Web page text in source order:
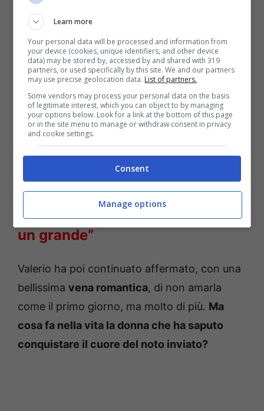
Da pochissimo, la coppia ha festeggiato
venticinque anni di matrimonio
questo tempo, sono più innamorati che mai.
Questi decenni sono volati“, ha detto
fascino che Matilde esercita su di me,mi
sembra di stare con lei solo da due o tre anni,
c’è passione mista a complicità“.
Leggi anche—->Valerio Staffelli
doloroso lutto: “Sei sempre stato
un grande”
Valerio ha poi continuato affermato, con una
bellissima vena romantica, di non amarla
come il primo giorno, ma molto di più. Ma
cosa fa nella vita la donna che ha saputo
conquistare il cuore del noto inviato?
Learn more
Your personal data will be processed and information from
your device (cookies, unique identifiers, and other device
data) may be stored by, accessed by and shared with 319
partners, or used specifically by this site. We and our partners
may use precise geolocation data. List of partners.
Some vendors may process your personal data on the basis
of legitimate interest, which you can object to by managing
your options below. Look for a link at the bottom of this page
or in the site menu to manage or withdraw consent in privacy
and cookie settings.
Consent
Manage options